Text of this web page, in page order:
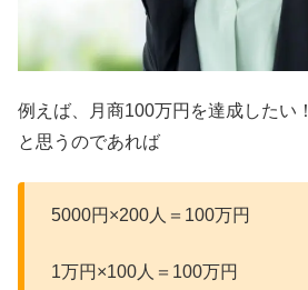
例えば、月商100万円を達成したい！
と思うのであれば
5000円×200人＝100万円
1万円×100人＝100万円